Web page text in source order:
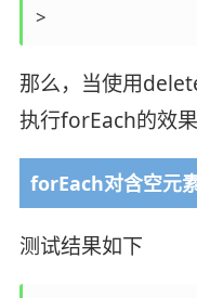
>
那么，当使用
执行forEach的效果
forEach对含空元
测试结果如下